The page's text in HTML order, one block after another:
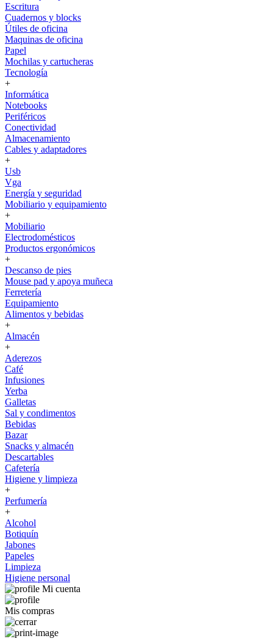
Escritura
Cuadernos y blocks
Útiles de oficina
Maquinas de oficina
Papel
Mochilas y cartucheras
Tecnología
+
Informática
Notebooks
Periféricos
Conectividad
Almacenamiento
Cables y adaptadores
+
Usb
Vga
Energía y seguridad
Mobiliario y equipamiento
+
Mobiliario
Electrodomésticos
Productos ergonómicos
+
Descanso de pies
Mouse pad y apoya muñeca
Ferretería
Equipamiento
Alimentos y bebidas
+
Almacén
+
Aderezos
Café
Infusiones
Yerba
Galletas
Sal y condimentos
Bebidas
Bazar
Snacks y almacén
Descartables
Cafetería
Higiene y limpieza
+
Perfumería
+
Alcohol
Botiquín
Jabones
Papeles
Limpieza
Higiene personal
Mi cuenta
Mis compras